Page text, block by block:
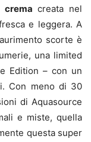
crema creata nel
e leggera. A
scorte è
una limited
Edition – con un
Con meno di 30
di Aquasource
e miste, quella
questa super